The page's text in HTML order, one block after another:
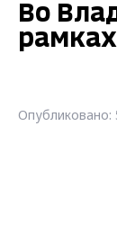
Во
Опубликовано: